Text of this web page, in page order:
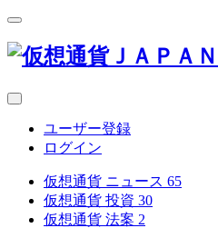
ユーザー登録
ログイン
仮想通貨 ニュース 65
仮想通貨 投資 30
仮想通貨 法案 2